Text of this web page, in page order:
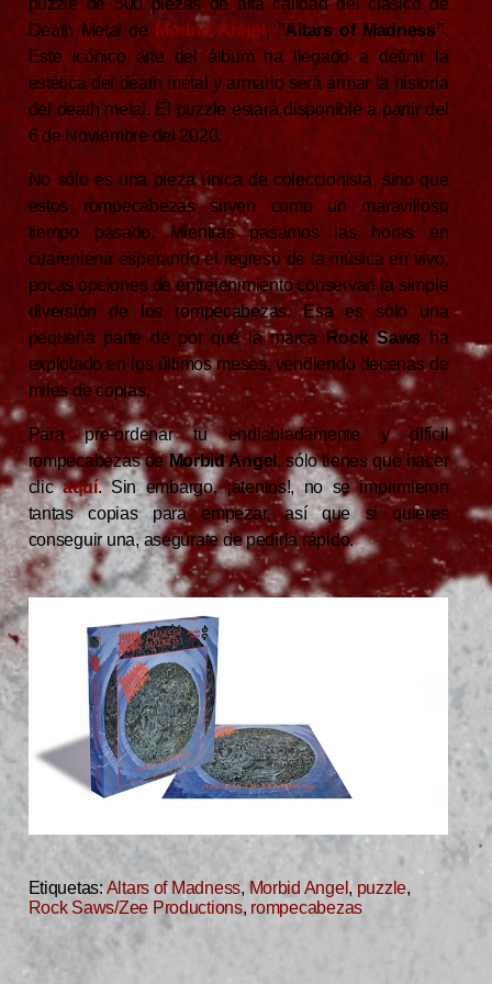
puzzle de 500 piezas de alta calidad del clásico de
Death Metal de Morbid Angel , ”Altars of Madness”.
Este icónico arte del álbum ha llegado a definir la
estética del death metal y armarlo será armar la historia
del death metal. El puzzle estará disponible a partir del
6 de Noviembre del 2020.
No sólo es una pieza única de coleccionista, sino que
estos rompecabezas sirven como un maravilloso
tiempo pasado. Mientras pasamos las horas en
cuarentena esperando el regreso de la música en vivo,
pocas opciones de entretenimiento conservan la simple
diversión de los rompecabezas. Esa es sólo una
pequeña parte de por qué la marca
Rock Saws ha
explotado en los últimos meses, vendiendo decenas de
miles de copias.
Para pre-ordenar tu endiabladamente y difícil
rompecabezas de Morbid Angel , sólo tienes que hacer
clicaquí. Sin embargo, ¡atentos!, no se imprimieron
tantas copias para empezar, así que si quieres
conseguir una, asegúrate de pedirla rápido.
Etiquetas:Altars of Madness, Morbid Angel , puzzle,
Rock Saws/Zee Productions, rompecabezas